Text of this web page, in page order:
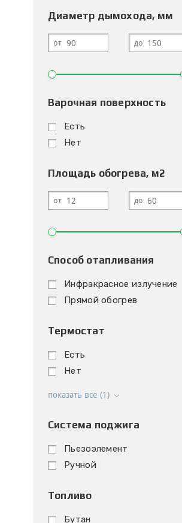
Диаметр дымохода, мм
от до
Варочная поверхность
Есть
Нет
Площадь обогрева, м2
от до
Способ отапливания
Инфракрасное излучение
Прямой обогрев
Термостат
Есть
Нет
показать все (1)
Система поджига
Пьезоэлемент
Ручной
Топливо
Бутан